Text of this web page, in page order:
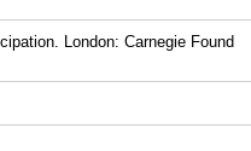
London: Carnegie Found